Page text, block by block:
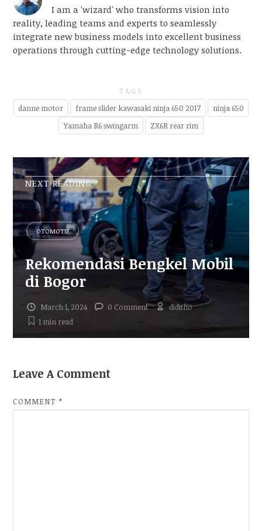
I am a 'wizard' who transforms vision into
reality, leading teams and experts to seamlessly
integrate new business models into excellent business
operations through cutting-edge technology solutions.
TAGS
danne motor frame slider kawasaki ninja 650 2017
ninja 650
Yamaha R6 swingarm
ZX6R rear rim
NEXT READING
OTOMOTIF
Rekomendasi Bengkel Mobil
di Bogor
March 1, 2024 0 Comment
diditho
1 minread
Leave A Comment
COMMENT*